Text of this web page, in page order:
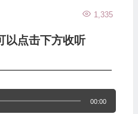
1,335
以点击下方收听
00:00